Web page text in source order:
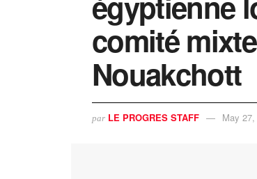
comité
Nouakchott
par LE PROGRES STAFF May